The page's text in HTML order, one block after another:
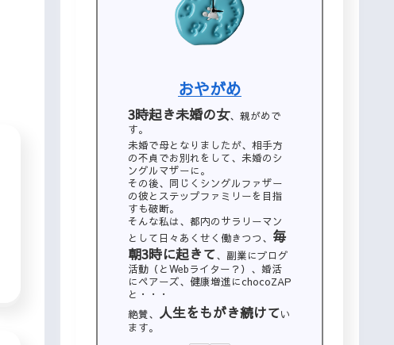
おやがめ
3時起き未婚の女、親がめで
す。
未婚で母となりましたが、相手方
の不貞でお別れをして、未婚のシ
ングルマザーに。
その後、同じくシングルファザー
の彼とステップファミリーを目指
すも破断。
そんな私は、都内のサラリーマン
として日々あくせく働きつつ、 毎
朝3時に起きて、副業にブログ
活動（とWebライター？）、婚活
にペアーズ、健康増進にchocoZAP
と・・・
絶賛、 人生をもがき続けてい
ます。